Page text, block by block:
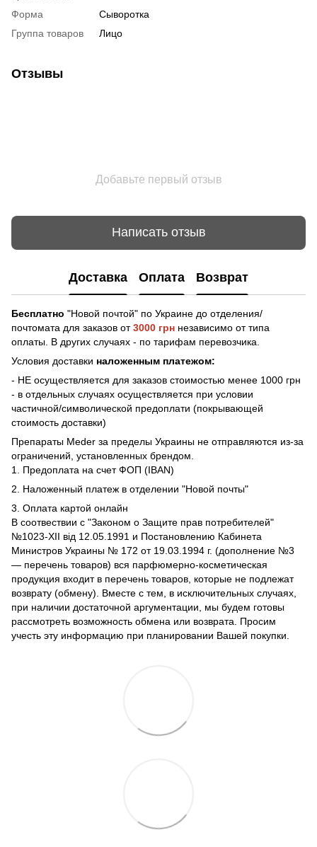
Форма
Сыворотка
Группа товаров
Лицо
Отзывы
Добавьте первый отзыв
Написать отзыв
Доставка Оплата Возврат
Бесплатно "Новой почтой" по Украине до отделения/
почтомата для заказов от3000 грн независимо от типа
оплаты. В других случаях - по тарифам перевозчика.
Условия доставки наложенным платежом:
- НЕ осуществляется для заказов стоимостью менее 1000 грн
- в отдельных случаях осуществляется при условии
частичной/символической предоплати (покрывающей
стоимость доставки)
Препараты Meder за пределы Украины не отправляются из-за
ограничений, установленных брендом.
1. Предоплата на счет ФОП (IBAN)
2. Наложенный платеж в отделении "Новой почты"
3. Оплата картой онлайн
В соотвествии с "Законом о Защите прав потребителей"
№1023-XII від 12.05.1991 и Постановлению Кабинета
Министров Украины № 172 от 19.03.1994 г. (дополнение №3
— перечень товаров) вся парфюмерно-косметическая
продукция входит в перечень товаров, которые не подлежат
возврату (обмену). Вместе с тем, в исключительных случаях,
при наличии достаточной аргументации, мы будем готовы
рассмотреть возможность обмена или возврата. Просим
учесть эту информацию при планировании Вашей покупки.